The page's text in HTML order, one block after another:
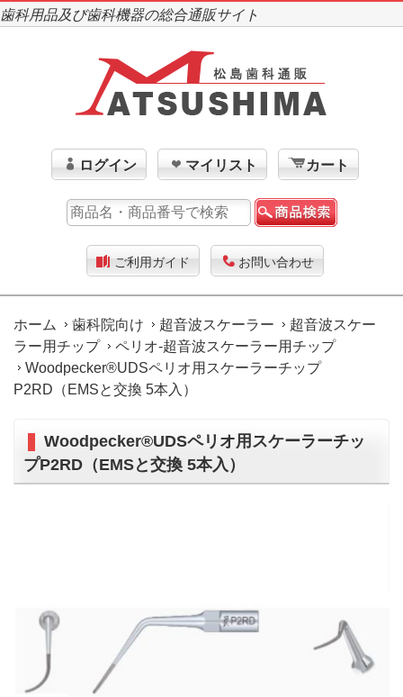
歯科用品及び歯科機器の総合通販サイト
ログイン マイリスト カート
ご利用ガイド お問い合わせ
ホーム 歯科院向け 超音波スケーラー
超音波スケー
ラー用チップ
ペリオ-超音波スケーラー用チップ
Woodpecker®UDSペリオ用スケーラーチップ
P2RD（EMSと交換 5本入）
Woodpecker®UDSペリオ用スケーラーチッ
プP2RD（EMSと交換 5本入）